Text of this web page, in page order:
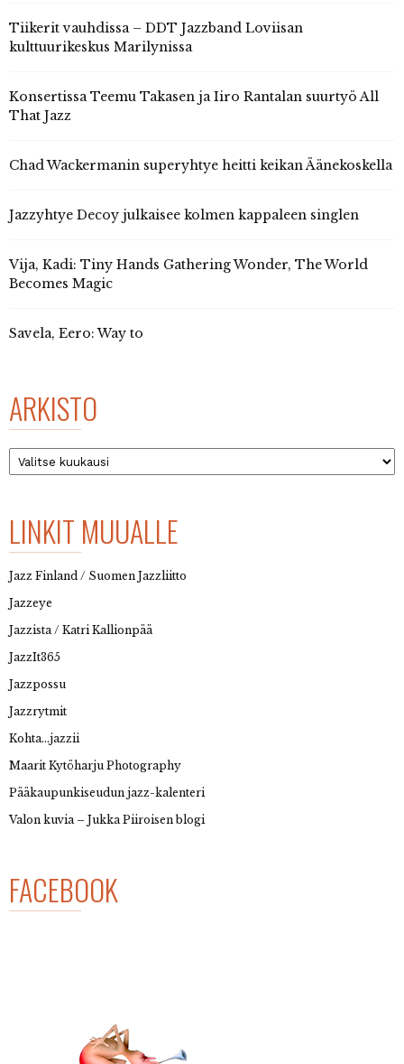
Tiikerit vauhdissa – DDT Jazzband Loviisan
kulttuurikeskus Marilynissa
Konsertissa Teemu Takasen ja Iiro Rantalan suurtyö All
That Jazz
Chad Wackermanin superyhtye heitti keikan Äänekoskella
Jazzyhtye Decoy julkaisee kolmen kappaleen singlen
Vija, Kadi: Tiny Hands Gathering Wonder, The World
Becomes Magic
Savela, Eero: Way to
ARKISTO
Arkisto
LINKIT MUUALLE
Jazz Finland / Suomen Jazzliitto
Jazzeye
Jazzista / Katri Kallionpää
JazzIt365
Jazzpossu
Jazzrytmit
Kohta…jazzii
Maarit Kytöharju Photography
Pääkaupunkiseudun jazz-kalenteri
Valon kuvia – Jukka Piiroisen blogi
FACEBOOK